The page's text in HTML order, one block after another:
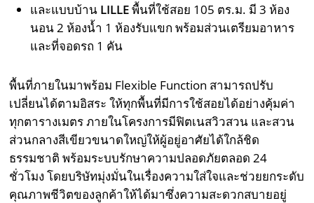
และแบบบ้าน LILLEพื้นที่ใช้สอย 105 ตร.ม. มี 3 ห้อง
นอน 2 ห้องน้ำ 1 ห้องรับแขก พร้อมส่วนเตรียมอาหาร
และที่จอดรถ 1 คัน
พื้นที่ภายในมาพร้อม Flexible Function สามารถปรับ
เปลี่ยนได้ตามอิสระ ให้ทุกพื้นที่มีการใช้สอยได้อย่างคุ้มค่า
ทุกตารางเมตร ภายในโครงการมีฟิตเนสวิวสวน และสวน
ส่วนกลางสีเขียวขนาดใหญ่ให้ผู้อยู่อาศัยได้ใกล้ชิด
ธรรมชาติ พร้อมระบบรักษาความปลอดภัยตลอด 24
ชั่วโมง โดยบริษัทมุ่งมั่นในเรื่องความใส่ใจและช่วยยกระดับ
คุณภาพชีวิตของลูกค้าให้ได้มาซึ่งความสะดวกสบายอยู่